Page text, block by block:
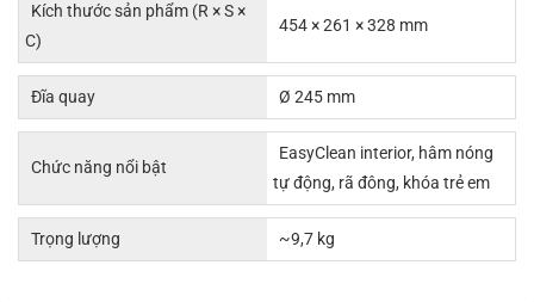
Kích thước sản phẩm (R × S ×
C)
454 × 261 × 328 mm
Đĩa quay Ø 245 mm
Chức năng nổi bật
EasyClean interior, hâm nóng
tự động, rã đông, khóa trẻ em
Trọng lượng ~9,7 kg